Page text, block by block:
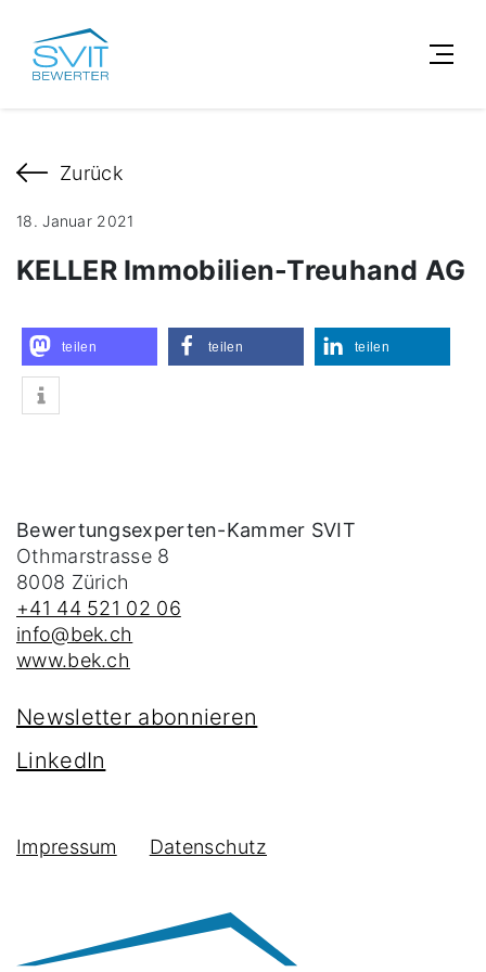
Zurück
18. Januar 2021
KELLER Immobilien-Treuhand AG
teilen teilen teilen
Bewertungsexperten-Kammer SVIT
Othmarstrasse 8
8008 Zürich
+41 44 521 02 06
info@bek.ch
www.bek.ch
Newsletter abonnieren
LinkedIn
Impressum Datenschutz